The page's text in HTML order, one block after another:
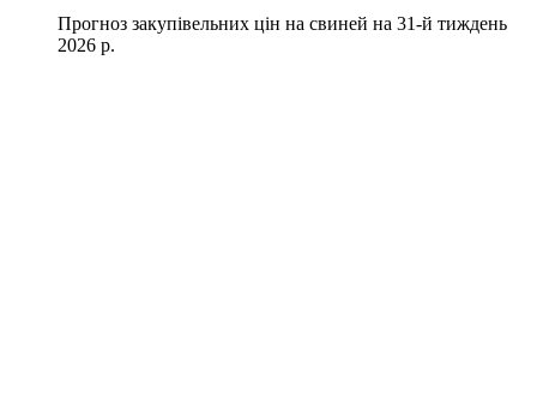
Прогноз закупівельних цін на свиней на 31-й тиждень
2026 р.